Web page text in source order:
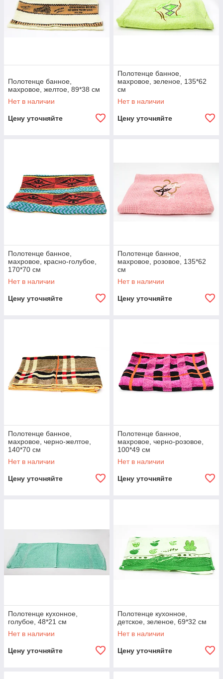
Полотенце банное,
махровое, желтое, 89*38 см
Нет в наличии
Цену уточняйте
Полотенце банное,
махровое, зеленое, 135*62
см
Нет в наличии
Цену уточняйте
Полотенце банное,
махровое, красно-голубое,
170*70 см
Нет в наличии
Цену уточняйте
Полотенце банное,
махровое, розовое, 135*62
см
Нет в наличии
Цену уточняйте
Полотенце банное,
махровое, черно-желтое,
140*70 см
Нет в наличии
Цену уточняйте
Полотенце банное,
махровое, черно-розовое,
100*49 см
Нет в наличии
Цену уточняйте
Полотенце кухонное,
голубое, 48*21 см
Нет в наличии
Цену уточняйте
Полотенце кухонное,
детское, зеленое, 69*32 см
Нет в наличии
Цену уточняйте